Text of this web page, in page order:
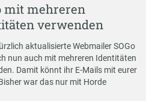
mit mehreren
verwenden
aktualisierte WebmailerSOGo
nun auch mit mehreren Identitäten
Damit könnt ihr E-Mails mit eurer
war das nur mit Horde